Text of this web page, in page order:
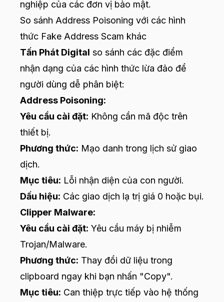
nghiệp của các đơn vị bảo mật.
So sánh Address Poisoning với các hình
thức Fake Address Scam khác
Tấn Phát Digital so sánh các đặc điểm
nhận dạng của các hình thức lừa đảo để
người dùng dễ phân biệt:
Address Poisoning:
Yêu cầu cài đặt: Không cần mã độc trên
thiết bị.
Phương thức: Mạo danh trong lịch sử giao
dịch.
Mục tiêu: Lỗi nhận diện của con người.
Dấu hiệu: Các giao dịch lạ trị giá 0 hoặc bụi.
Clipper Malware:
Yêu cầu cài đặt: Yêu cầu máy bị nhiễm
Trojan/Malware.
Phương thức: Thay đổi dữ liệu trong
clipboard ngay khi bạn nhấn "Copy".
Mục tiêu: Can thiệp trực tiếp vào hệ thống